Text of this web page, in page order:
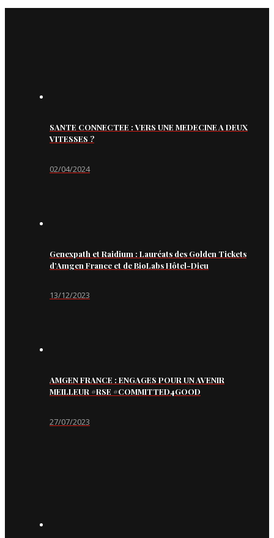
SANTE CONNECTEE : VERS UNE MEDECINE A DEUX
VITESSES ?
02/04/2024
Genexpath et Raidium : Lauréats des Golden Tickets
d’Amgen France et de BioLabs Hôtel-Dieu
13/12/2023
AMGEN FRANCE : ENGAGES POUR UN AVENIR
MEILLEUR #RSE #COMMITTED4GOOD
27/07/2023